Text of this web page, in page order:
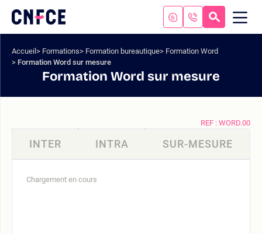
contenu
à
Logo
site
Accueil Formations Formation bureautique
Formation Word
Formation Word sur mesure
Formation Word sur mesure
REF : WORD.00
INTER INTRA SUR-MESURE